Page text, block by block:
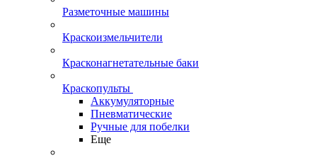
Разметочные машины
Краскоизмельчители
Красконагнетательные баки
Краскопульты
Аккумуляторные
Пневматические
Ручные для побелки
Еще